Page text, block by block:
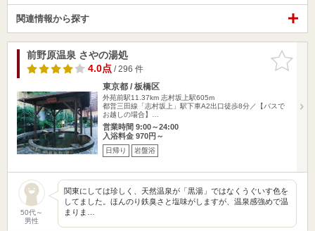
関連情報から探す
お気に入
りに追加
前野原温泉 さやの湯処
4.0点/ 296 件
東京都 / 板橋区
外苑前駅11.37km 志村坂上駅605m
都営三田線「志村坂上」駅下車A2出口徒歩8分／【バスで
お越しの場合】…
営業時間 9:00～24:00
入浴料金 970円～
日帰り 岩盤浴
50代～
男性
関東にしては珍しく、天然温泉が「黒湯」ではなくうぐいす色を
してました。ほんのり鉄臭さと塩味がしますが、温泉感強めで温
まりま…